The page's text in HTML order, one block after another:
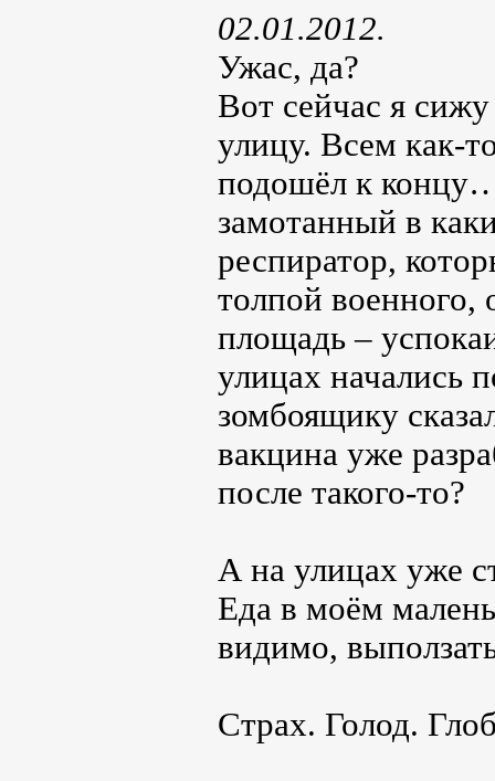
02.01.2012.
Ужас, да?
Вот сейчас я
улицу. Всем как-
подошёл к
замотанный в
респиратор,
толпой военного,
площадь –
улицах начались
зомбоящику
вакцина уже
после такого-то?
А на улицах уже
Еда в моём
видимо,
Страх. Голод.